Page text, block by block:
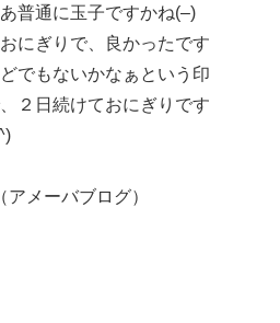
普通に玉子ですかね(–)
にぎりで、良かったです
でもないかなぁという印
２日続けておにぎりです
（アメーバブログ）